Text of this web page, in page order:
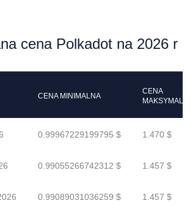
cena Polkadot na 2026 r
CENA MINIMALNA
CENA
0.99967229199795 $ 1.470 $
0.99055266742312 $ 1.457 $
0.99089031036259 $ 1.457 $